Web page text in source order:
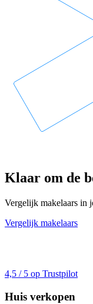
Klaar om de
Vergelijk makelaars in
Vergelijk makelaars
4,5 / 5 op Trustpilot
Huis verkopen